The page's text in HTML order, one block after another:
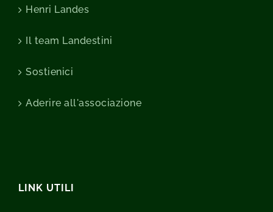
Henri Landes
Il team Landestini
Sostienici
Aderire all'associazione
LINK UTILI